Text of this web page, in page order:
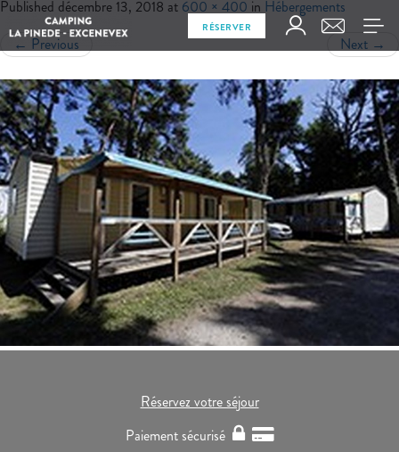
RÉSERVER
Published décembre 13, 2018 at 600 × 400 in Hébergements
← Previous Next →
Réservez votre séjour
Paiement sécurisé